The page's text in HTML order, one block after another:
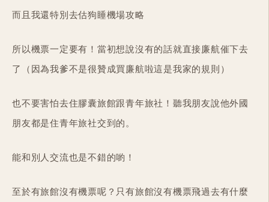
而且我還特別去估狗睡機場攻略
所以機票一定要有！當初想說沒有的話就直接廉航催下去
了（因為我爹不是很贊成買廉航啦這是我家的規則）
也不要害怕去住膠囊旅館跟青年旅社！聽我朋友說他外國
朋友都是住青年旅社交到的。
能和別人交流也是不錯的喲！
至於有旅館沒有機票呢？只有旅館沒有機票飛過去有什麼